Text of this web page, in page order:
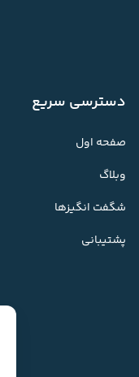
دسترسی سریع
صفحه اول
وبلاگ
شگفت انگیزها
پشتیبانی